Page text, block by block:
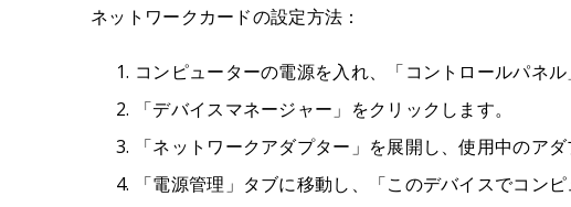
ネットワークカードの設定方法：
コンピューターの電源を入れ、「コントロールパネ
「デバイスマネージャー」をクリックします。
「ネットワークアダプター」を展開し、使用中のア
「電源管理」タブに移動し、「このデバイスでコン